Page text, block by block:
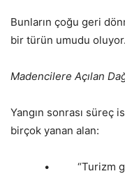
Bunların çoğu geri
bir türün umudu oluyor.
Madencilere Açılan
Yangın sonrası süreç
birçok yanan alan:
• “Turizm